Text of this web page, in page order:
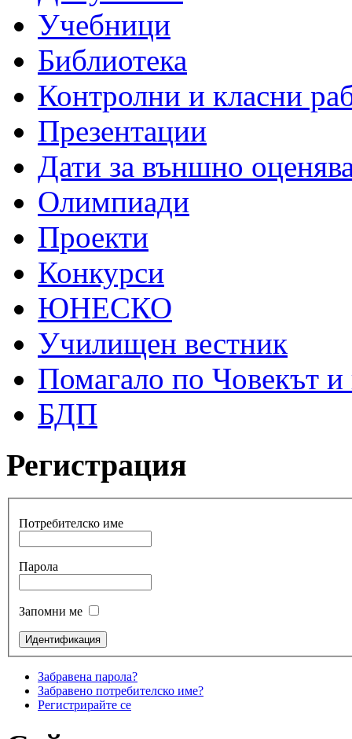
Учебници
Библиотека
Контролни и класни
Презентации
Дати за външно
Олимпиади
Проекти
Конкурси
ЮНЕСКО
Училищен вестник
Помагало по Човекът и
БДП
Регистрация
Потребителско име
Парола
Запомни ме
Забравена парола?
Забравено потребителско име?
Регистрирайте се